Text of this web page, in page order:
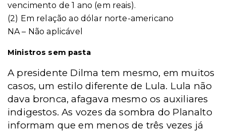
vencimento de 1 ano (em reais).
(2) Em relação ao dólar norte-americano
NA – Não aplicável
Ministros sem pasta
A presidente Dilma tem mesmo, em muitos
casos, um estilo diferente de Lula. Lula não
dava bronca, afagava mesmo os auxiliares
indigestos. As vozes da sombra do Planalto
informam que em menos de três vezes já